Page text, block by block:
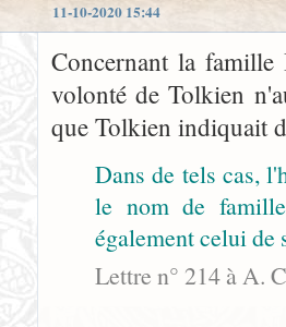
11-10-2020 15:44
Concernant la famille
volonté de Tolkien
que Tolkien indiquait
Dans de tels cas,
le nom de
également celui de
Lettre n° 214 à A.